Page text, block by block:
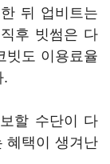
뒤 업비트는
후 빗썸은 다
빗도 이용료율
.
할 수단이 다
혜택이 생겨난